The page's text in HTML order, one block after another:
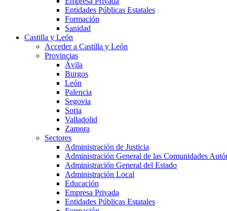
Entidades Públicas Estatales
Formación
Sanidad
Castilla y León
Acceder a Castilla y León
Provincias
Ávila
Burgos
León
Palencia
Segovia
Soria
Valladolid
Zamora
Sectores
Administración de Justicia
Administración General de las Comunidades
Administración General del Estado
Administración Local
Educación
Empresa Privada
Entidades Públicas Estatales